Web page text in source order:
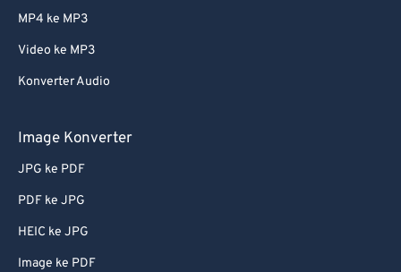
MP4 ke MP3
Video ke MP3
Konverter Audio
Image Konverter
JPG ke PDF
PDF ke JPG
HEIC ke JPG
Image ke PDF